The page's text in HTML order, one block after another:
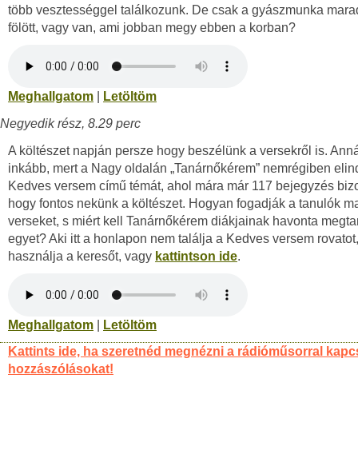
több vesztességgel találkozunk. De csak a gyászmunka
fölött, vagy van, ami jobban megy ebben a korban?
Meghallgatom
Letöltöm
Negyedik rész, 8.29 perc
A költészet napján persze hogy beszélünk a versekről is.
inkább, mert a Nagy oldalán „Tanárnőkérem” nemrégiben
Kedves versem című témát, ahol mára már 117 bejegyzés
hogy fontos nekünk a költészet. Hogyan fogadják a tanulók
verseket, s miért kell Tanárnőkérem diákjainak havonta
egyet? Aki itt a honlapon nem találja a Kedves versem
használja a keresőt, vagy kattintson ide.
Meghallgatom
Letöltöm
Kattints ide, ha szeretnéd megnézni a rádióműsorral
hozzászólásokat!